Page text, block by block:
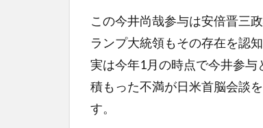
この今井尚哉参与は安倍晋三
ランプ大統領もその存在を認
実は今年1月の時点で今井参与
積もった不満が日米首脳会談
す。